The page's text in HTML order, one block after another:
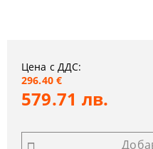
Цена с ДДС:
296.40 €
579.71 лв.